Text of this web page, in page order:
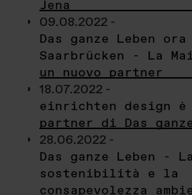
Jena
09.08.2022 -
Das ganze Leben ora
Saarbrücken - La
un nuovo partner
18.07.2022 -
einrichten design
partner di Das
28.06.2022 -
Das ganze Leben - La
sostenibilità e la
consapevolezza